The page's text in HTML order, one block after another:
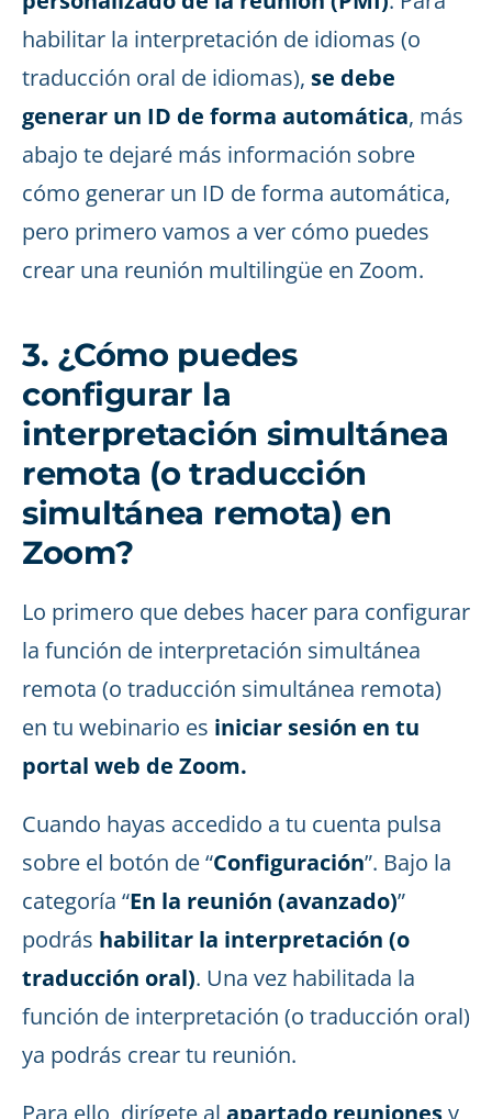
habilitar la interpretación de idiomas (o
traducción oral de idiomas), se debe
generar un ID de forma automática, más
abajo te dejaré más información sobre
cómo generar un ID de forma automática,
pero primero vamos a ver cómo puedes
crear una reunión multilingüe en Zoom.
3. ¿Cómo puedes
configurar la
interpretación simultánea
remota (o traducción
simultánea remota) en
Zoom?
Lo primero que debes hacer para configurar
la función de interpretación simultánea
remota (o traducción simultánea remota)
en tu webinario es iniciar sesión en tu
portal web de Zoom.
Cuando hayas accedido a tu cuenta pulsa
sobre el botón de “Configuración”. Bajo la
categoría “En la reunión (avanzado)”
podrás habilitar la interpretación (o
traducción oral). Una vez habilitada la
función de interpretación (o traducción oral)
ya podrás crear tu reunión.
Para ello, dirígete al apartado reunionesy